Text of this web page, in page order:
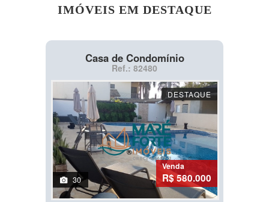
IMÓVEIS EM DESTAQUE
Casa de Condomínio
Ref.: 82480
DESTAQUE
30
Venda
R$ 580.000